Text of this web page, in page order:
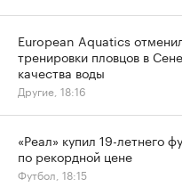
European Aquatics
тренировки пловцов в
качества воды
Другие, 18:16
«Реал» купил 19-летнего
по рекордной цене
Футбол, 18:15